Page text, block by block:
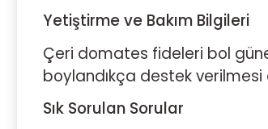
Yetiştirme ve Bakım Bilgileri
Çeri domates fideleri bol
boylandıkça destek verilmesi
Sık Sorulan Sorular